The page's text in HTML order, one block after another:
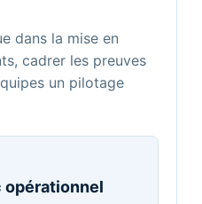
dans la mise en
cadrer les preuves
un pilotage
opérationnel